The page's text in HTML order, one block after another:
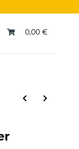
0,00 €